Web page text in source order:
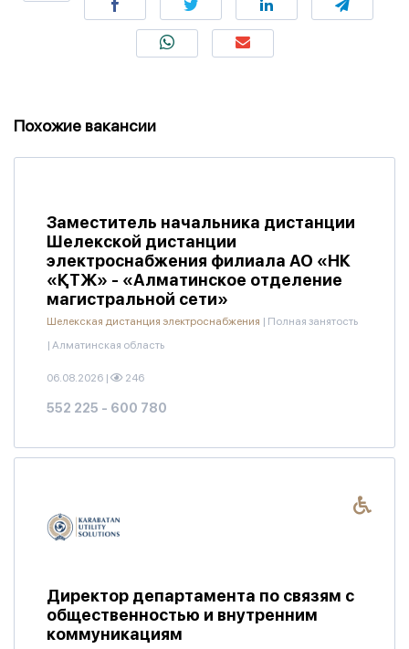
Похожие вакансии
Заместитель начальника дистанции
Шелекской дистанции
электроснабжения филиала АО «НК
«ҚТЖ» - «Алматинское отделение
магистральной сети»
Шелекская дистанция электроснабжения | Полная занятость
| Алматинская область
06.08.2026 | 246
552 225 - 600 780
Директор департамента по связям с
общественностью и внутренним
коммуникациям